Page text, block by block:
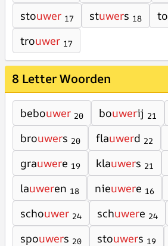
stouwer 17 stuwers 18 to
trouwer 17
8 Letter Woorden
bebouwer 20 bouwerij 21
brouwers 20 flauwerd 22
grauwere 19 klauwers 21
lauweren 18 nieuwere 16
schouwer 24 schuwere 24
spouwers 20 stouwers 19